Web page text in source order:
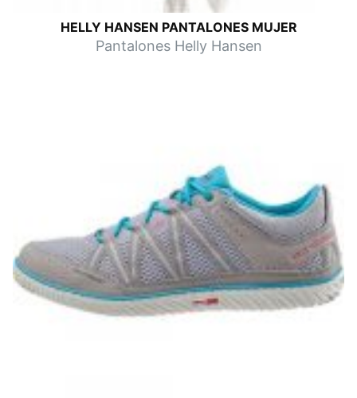
HELLY HANSEN PANTALONES MUJER
Pantalones Helly Hansen